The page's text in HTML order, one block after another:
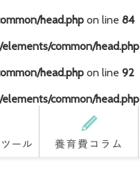
head.php on line 84
common/head.php
head.php on line 92
common/head.php